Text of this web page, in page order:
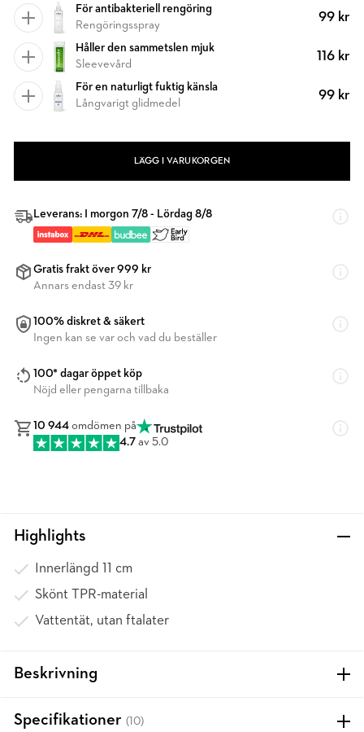
För antibakteriell rengöring
Rengöringsspray
99 kr
Håller den sammetslen mjuk
Sleevevård
116 kr
För en naturligt fuktig känsla
Långvarigt glidmedel
99 kr
LÄGG I VARUKORGEN
Leverans: I morgon 7/8 - Lördag 8/8
Gratis frakt över 999 kr
Annars endast 39 kr
100% diskret & säkert
Ingen kan se var och vad du beställer
100* dagar öppet köp
Nöjd eller pengarna tillbaka
10 944 omdömen på
4.7 av 5.0
Highlights
Innerlängd 11 cm
Skönt TPR-material
Vattentät, utan ftalater
Beskrivning
Specifikationer (10)